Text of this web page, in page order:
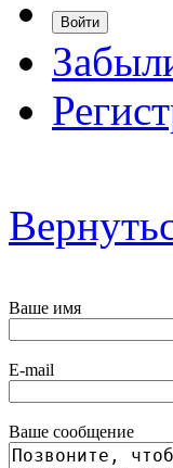
Ваше имя
E-mail
Ваше сообщение